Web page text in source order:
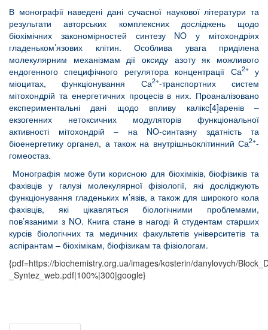
В монографії наведені дані сучасної наукової літератури та
результати авторських комплексних досліджень щодо
біохімічних закономірностей синтезу NO у мітохондріях
гладеньком’язових клітин. Особлива увага приділена
молекулярним механізмам дії оксиду азоту як можливого
ендогенного специфічного регулятора концентрації Са2+у
міоцитах, функціонування Са2+-транспортних систем
мітохондрій та енергетичних процесів в них. Проаналізовано
експериментальні дані щодо впливу калікс[4]аренів –
екзогенних нетоксичних модуляторів функціональної
активності мітохондрій – на NO-синтазну здатність та
біоенергетику органел, а також на внутрішньоклітинний Са2+-
гомеостаз.
Монографія може бути корисною для біохіміків, біофізиків та
фахівців у галузі молекулярної фізіології, які досліджують
функціонування гладеньких м’язів, а також для широкого кола
фахівців, які цікавляться біологічними проблемами,
пов’язаними з NO. Книга стане в нагоді й студентам старших
курсів біологічних та медичних факультетів університетів та
аспірантам – біохімікам, біофізикам та фізіологам.
{pdf=https://biochemistry.org.ua/images/kosterin/danylovych/
_Syntez_web.pdf|100%|300|google}